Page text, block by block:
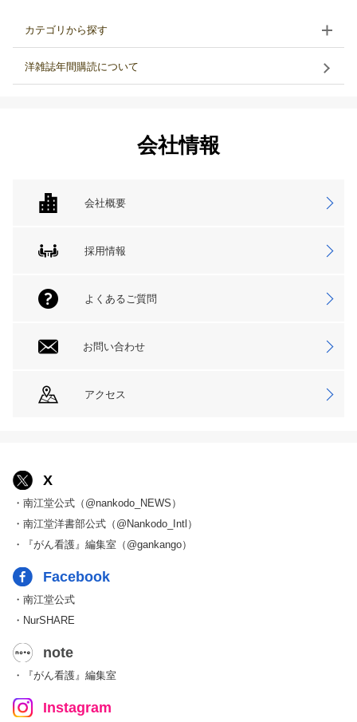
カテゴリから探す
洋雑誌年間購読について
会社情報
会社概要
採用情報
よくあるご質問
お問い合わせ
アクセス
X
・南江堂公式（@nankodo_NEWS）
・南江堂洋書部公式（@Nankodo_Intl）
・『がん看護』編集室（@gankango）
Facebook
・南江堂公式
・NurSHARE
note
・『がん看護』編集室
Instagram